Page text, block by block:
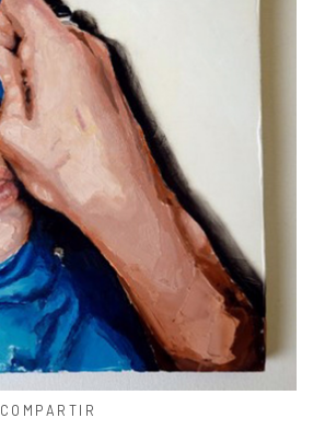
COMPARTIR